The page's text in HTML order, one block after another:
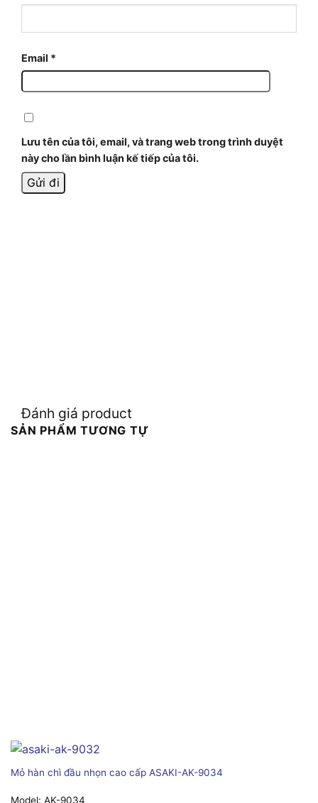
Email *
Lưu tên của tôi, email, và trang web trong trình duyệt
này cho lần bình luận kế tiếp của tôi.
Đánh giá product
SẢN PHẨM TƯƠNG TỰ
Mỏ hàn chì đầu nhọn cao cấp ASAKI-AK-9034
Model: AK-9034